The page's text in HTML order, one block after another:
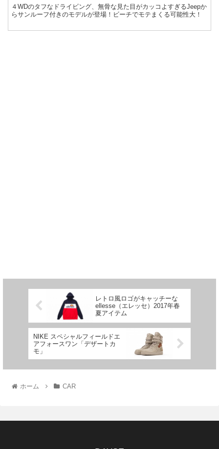
４WDのタフなドライビング、無骨な見た目がカッコよすぎるJeepか
らサンルーフ付きのモデルが登場！ビーチでモテまくる可能性大！
レトロ風ロゴがキャッチーな
ellesse（エレッセ）2017年春
夏アイテム
NIKE スペシャルフィールドエ
アフォースワン「デザートカ
モ」
ホーム CAR